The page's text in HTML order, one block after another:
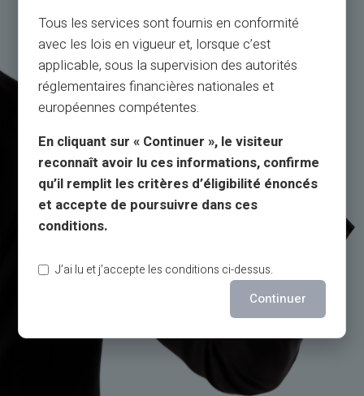
Tous les services sont fournis en conformité
avec les lois en vigueur et, lorsque c’est
applicable, sous la supervision des autorités
réglementaires financières nationales et
européennes compétentes.
En cliquant sur « Continuer », le visiteur
reconnaît avoir lu ces informations, confirme
qu’il remplit les critères d’éligibilité énoncés
et accepte de poursuivre dans ces
conditions.
J’ai lu et j’accepte les conditions ci-dessus.
Continuer